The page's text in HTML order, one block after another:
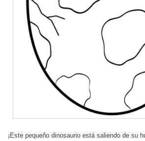
¡Este pequeño dinosaurio está saliendo de su